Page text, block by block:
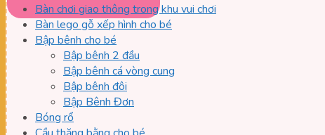
Bàn chơi giao thông trong khu vui chơi
Bàn lego gỗ xếp hình cho bé
Bập bênh cho bé
Bập bênh 2 đầu
Bập bênh cá vòng cung
Bập bênh đôi
Bập Bênh Đơn
Bóng rổ